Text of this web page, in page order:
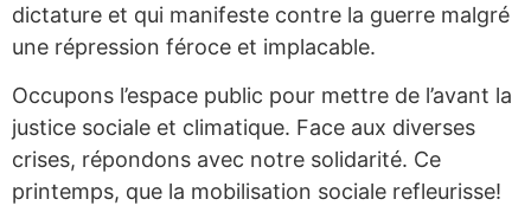
dictature et qui manifeste contre la guerre malgré
une répression féroce et implacable.
Occupons l’espace public pour mettre de l’avant la
justice sociale et climatique. Face aux diverses
crises, répondons avec notre solidarité. Ce
printemps, que la mobilisation sociale refleurisse!